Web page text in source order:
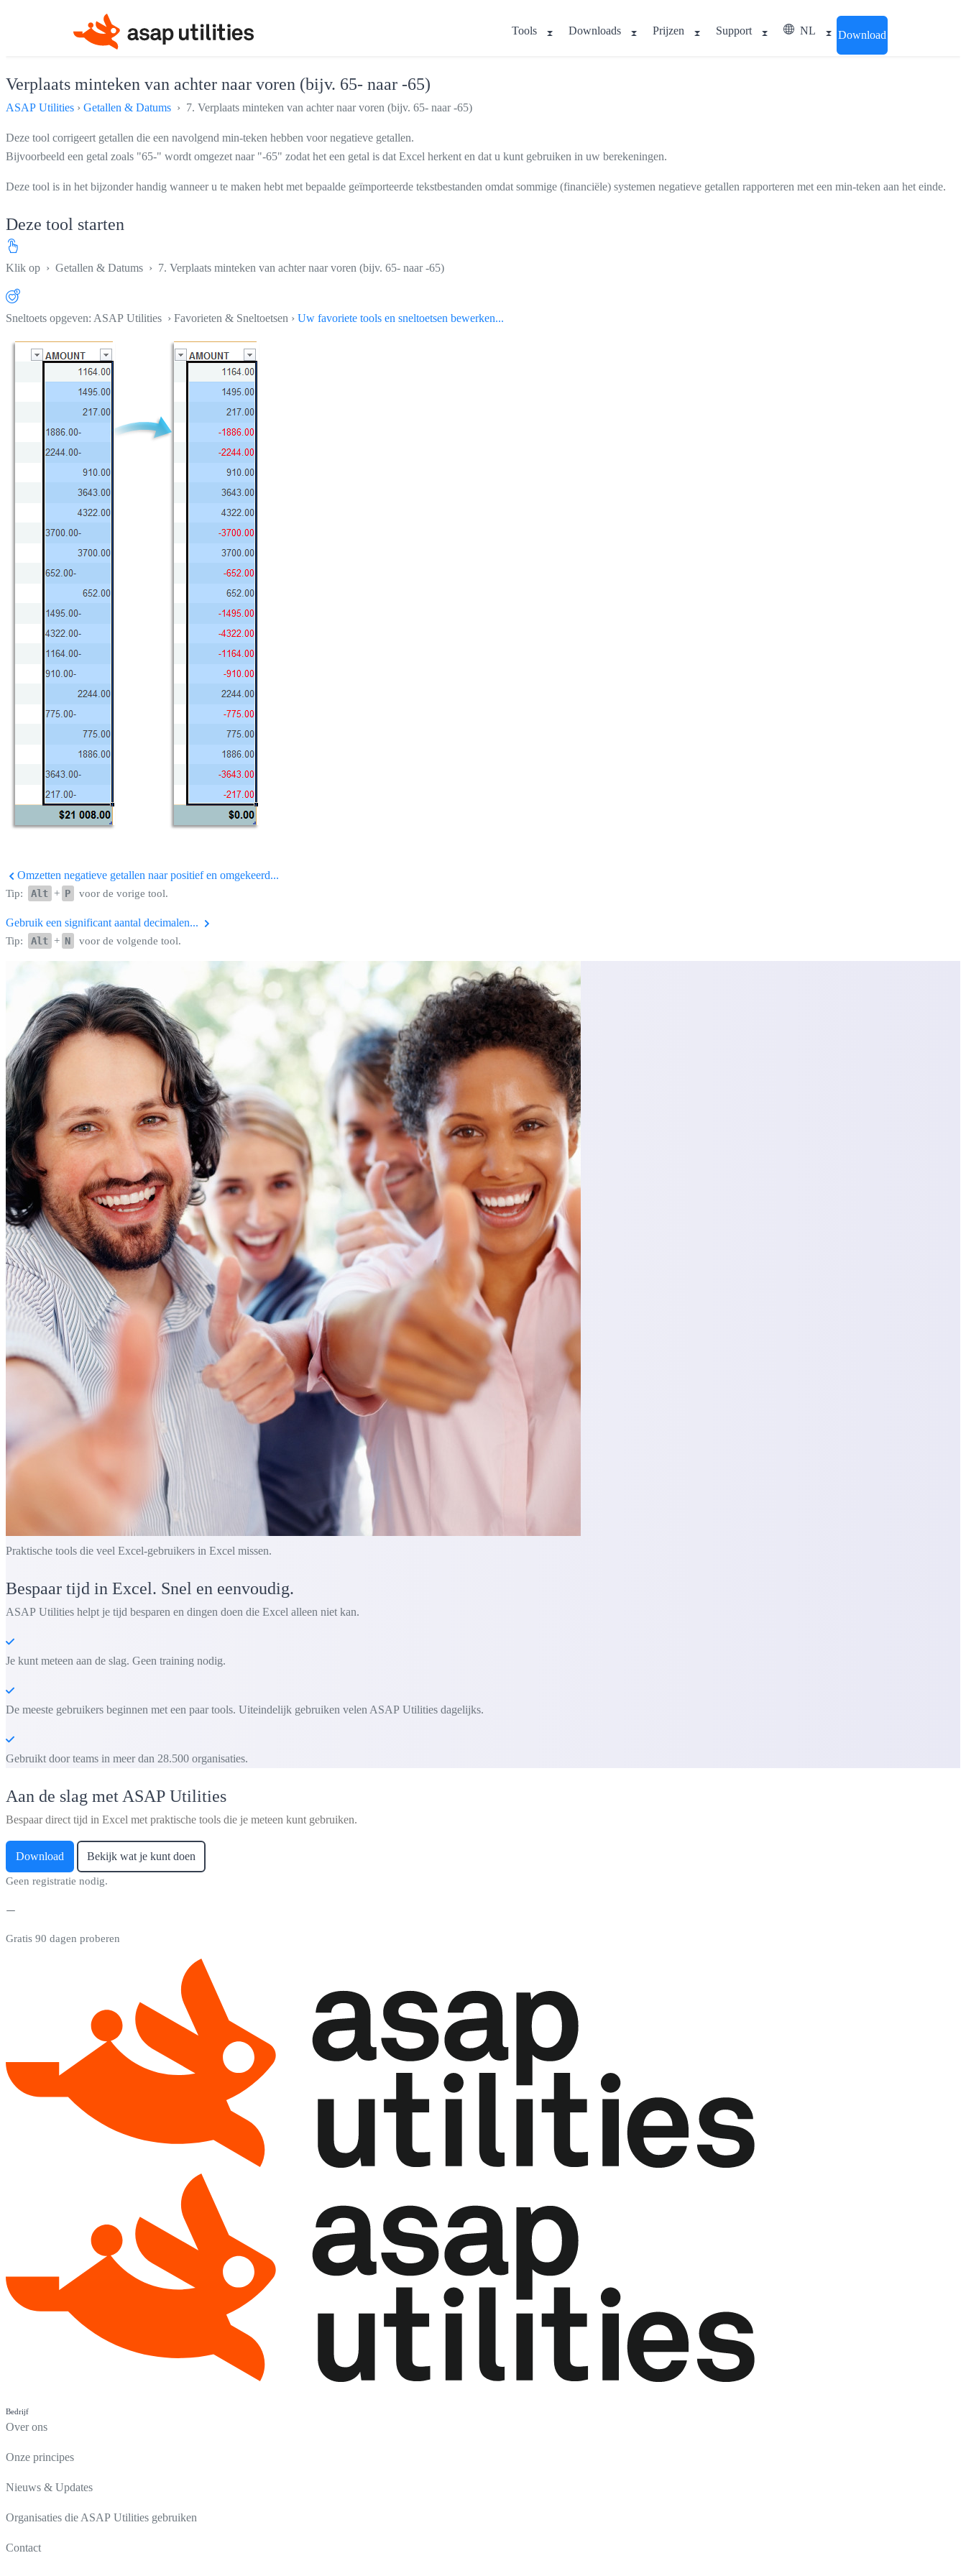
Tools Downloads Prijzen Support NL Download
Verplaats minteken van achter naar voren (bijv. 65- naar -65)
ASAP Utilities › Getallen & Datums › 7. Verplaats minteken van achter naar voren (bijv. 65- naar -65)
Deze tool corrigeert getallen die een navolgend min-teken hebben voor negatieve getallen.
Bijvoorbeeld een getal zoals "65-" wordt omgezet naar "-65" zodat het een getal is dat Excel herkent en dat u kunt gebruiken in uw berekeningen.
Deze tool is in het bijzonder handig wanneer u te maken hebt met bepaalde geïmporteerde tekstbestanden omdat sommige (financiële) systemen negatieve getallen rapporteren met een min-teken aan het einde.
Deze tool starten
Klik op › Getallen & Datums › 7. Verplaats minteken van achter naar voren (bijv. 65- naar -65)
Sneltoets opgeven: ASAP Utilities › Favorieten & Sneltoetsen › Uw favoriete tools en sneltoetsen bewerken...
Omzetten negatieve getallen naar positief en omgekeerd...
Tip: Alt + P voor de vorige tool.
Gebruik een significant aantal decimalen...
Tip: Alt + N voor de volgende tool.
Praktische tools die veel Excel-gebruikers in Excel missen.
Bespaar tijd in Excel. Snel en eenvoudig.
ASAP Utilities helpt je tijd besparen en dingen doen die Excel alleen niet kan.
Je kunt meteen aan de slag. Geen training nodig.
De meeste gebruikers beginnen met een paar tools. Uiteindelijk gebruiken velen ASAP Utilities dagelijks.
Gebruikt door teams in meer dan 28.500 organisaties.
Aan de slag met ASAP Utilities
Bespaar direct tijd in Excel met praktische tools die je meteen kunt gebruiken.
Download Bekijk wat je kunt doen
Geen registratie nodig.
Gratis 90 dagen proberen
Bedrijf
Over ons
Onze principes
Nieuws & Updates
Organisaties die ASAP Utilities gebruiken
Contact